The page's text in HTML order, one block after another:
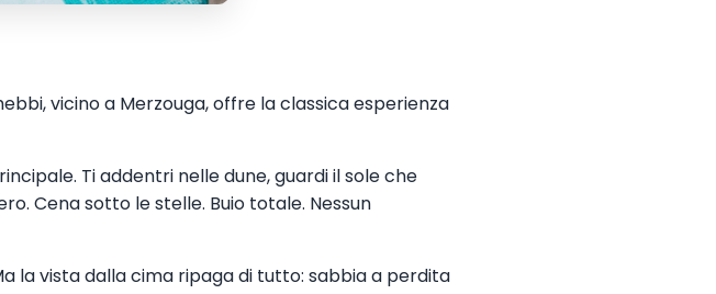
vicino a Merzouga, offre la classica esperienza
Ti addentri nelle dune, guardi il sole che
Cena sotto le stelle. Buio totale. Nessun
la vista dalla cima ripaga di tutto: sabbia a perdita